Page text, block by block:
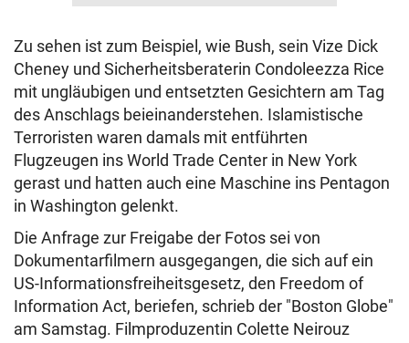
Zu sehen ist zum Beispiel, wie Bush, sein Vize Dick
Cheney und Sicherheitsberaterin Condoleezza Rice
mit ungläubigen und entsetzten Gesichtern am Tag
des Anschlags beieinanderstehen. Islamistische
Terroristen waren damals mit entführten
Flugzeugen ins World Trade Center in New York
gerast und hatten auch eine Maschine ins Pentagon
in Washington gelenkt.
Die Anfrage zur Freigabe der Fotos sei von
Dokumentarfilmern ausgegangen, die sich auf ein
US-Informationsfreiheitsgesetz, den Freedom of
Information Act, beriefen, schrieb der "Boston Globe"
am Samstag. Filmproduzentin Colette Neirouz